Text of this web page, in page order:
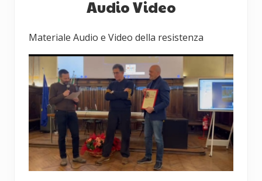
primaria
Audio Video
Materiale Audio e Video della resistenza